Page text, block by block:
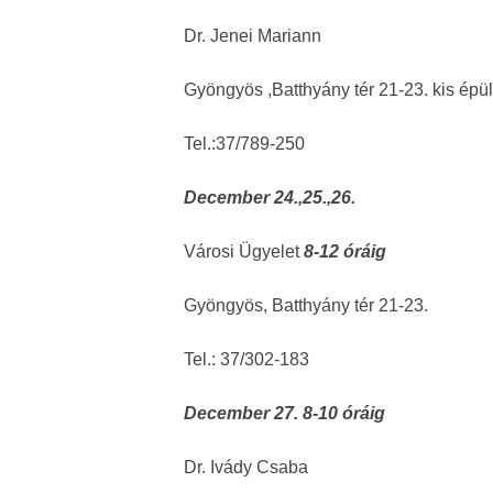
Dr. Jenei Mariann
Gyöngyös ,Batthyány tér 21-23. kis
Tel.:37/789-250
December 24.,25.,26.
Városi Ügyelet8-12 óráig
Gyöngyös, Batthyány tér 21-23.
Tel.: 37/302-183
December 27. 8-10 óráig
Dr. Ivády Csaba